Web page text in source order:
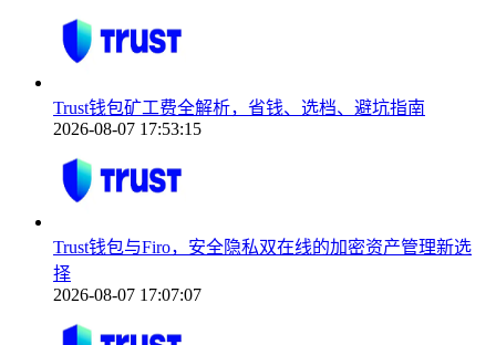
Trust钱包矿工费全解析，省钱、选档、避坑指南
2026-08-07 17:53:15
Trust钱包与Firo，安全隐私双在线的加密资产管理新选
择
2026-08-07 17:07:07